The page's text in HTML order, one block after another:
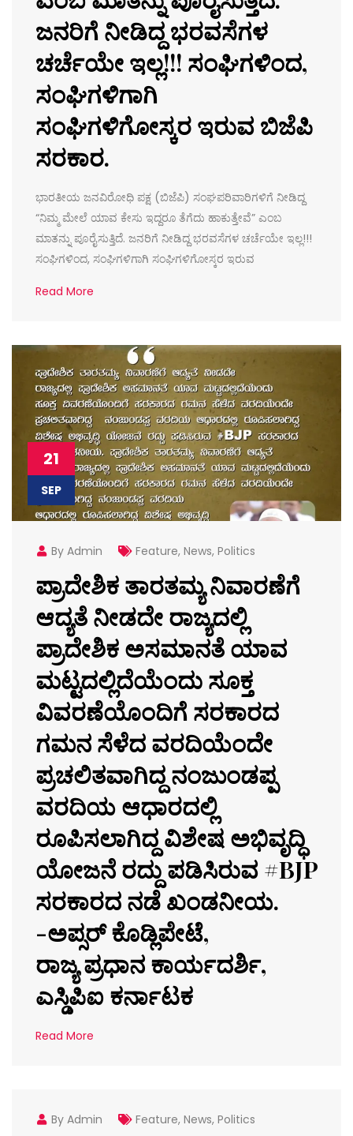
ಜನರಿಗೆ ನೀಡಿದ್ದ ಭರವಸೆಗಳ
ಚರ್ಚೆಯೇ ಇಲ್ಲ!!! ಸಂಘಿಗಳಿಂದ,
ಸಂಘಿಗಳಿಗಾಗಿ
ಸಂಘಿಗಳಿಗೋಸ್ಕರ ಇರುವ ಬಿಜೆಪಿ
ಸರಕಾರ.
ಭಾರತೀಯ ಜನವಿರೋಧಿ ಪಕ್ಷ (ಬಿಜೆಪಿ) ಸಂಘಪರಿವಾರಿಗಳಿಗೆ ನೀಡಿದ್ದ
“ನಿಮ್ಮ ಮೇಲೆ ಯಾವ ಕೇಸು ಇದ್ದರೂ ತೆಗೆದು ಹಾಕುತ್ತೇವೆ” ಎಂಬ
ಮಾತನ್ನು ಪೂರೈಸುತ್ತಿದೆ. ಜನರಿಗೆ ನೀಡಿದ್ದ ಭರವಸೆಗಳ ಚರ್ಚೆಯೇ ಇಲ್ಲ!!!
ಸಂಘಿಗಳಿಂದ, ಸಂಘಿಗಳಿಗಾಗಿ ಸಂಘಿಗಳಿಗೋಸ್ಕರ ಇರುವ
Read More
21
SEP
By Admin Feature, News, Politics
ಪ್ರಾದೇಶಿಕ ತಾರತಮ್ಯ ನಿವಾರಣೆಗೆ
ಆದ್ಯತೆ ನೀಡದೇ ರಾಜ್ಯದಲ್ಲಿ
ಪ್ರಾದೇಶಿಕ ಅಸಮಾನತೆ ಯಾವ
ಮಟ್ಟದಲ್ಲಿದೆಯೆಂದು ಸೂಕ್ತ
ವಿವರಣೆಯೊಂದಿಗೆ ಸರಕಾರದ
ಗಮನ ಸೆಳೆದ ವರದಿಯೆಂದೇ
ಪ್ರಚಲಿತವಾಗಿದ್ದ ನಂಜುಂಡಪ್ಪ
ವರದಿಯ ಆಧಾರದಲ್ಲಿ
ರೂಪಿಸಲಾಗಿದ್ದ ವಿಶೇಷ ಅಭಿವೃದ್ಧಿ
ಯೋಜನೆ ರದ್ದು ಪಡಿಸಿರುವ #BJP
ಸರಕಾರದ ನಡೆ ಖಂಡನೀಯ.
-ಅಪ್ಸರ್ ಕೊಡ್ಲಿಪೇಟೆ,
ರಾಜ್ಯ ಪ್ರಧಾನ ಕಾರ್ಯದರ್ಶಿ,
ಎಸ್ಡಿಪಿಐ ಕರ್ನಾಟಕ
Read More
By Admin Feature, News, Politics